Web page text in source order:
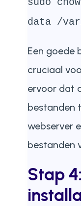
data /
Een goede
cruciaal
ervoor dat
bestanden
webserver
bestanden
Stap